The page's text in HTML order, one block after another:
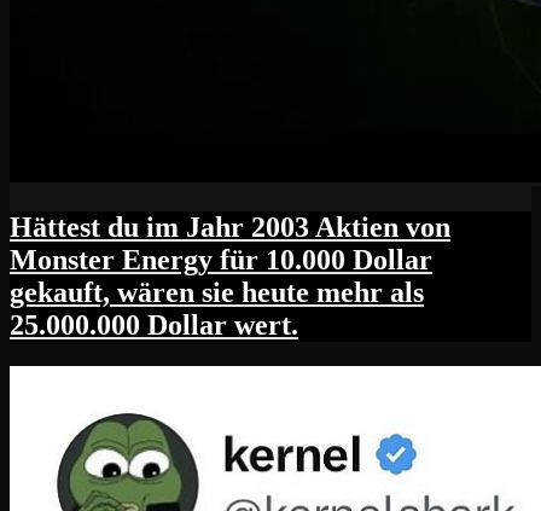
Hättest du im Jahr 2003 Aktien von
Monster Energy für 10.000 Dollar
gekauft, wären sie heute mehr als
25.000.000 Dollar wert.